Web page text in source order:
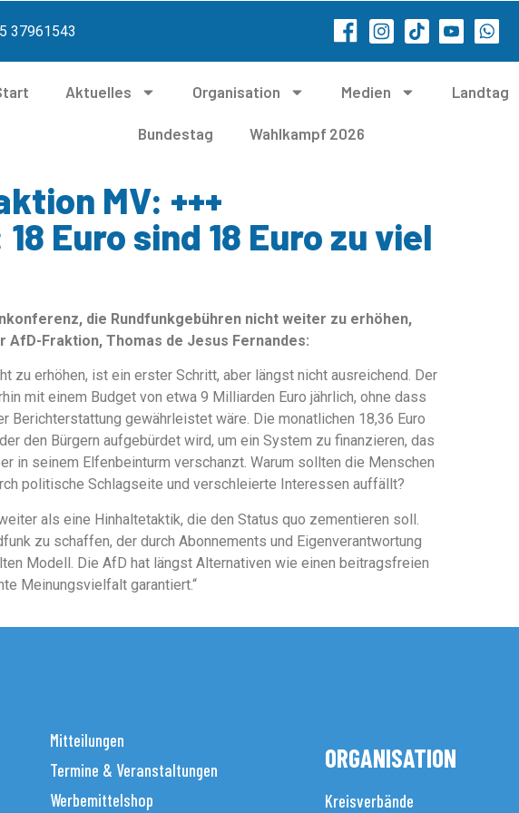
37961543
Aktuelles Organisation Medien Landtag
Bundestag Wahlkampf 2026
MV: +++
Euro sind 18 Euro zu viel
die Rundfunkgebühren nicht weiter zu erhöhen,
Fraktion, Thomas de Jesus Fernandes:
zu erhöhen, ist ein erster Schritt, aber längst nicht ausreichend. Der
mit einem Budget von etwa 9 Milliarden Euro jährlich, ohne dass
Berichterstattung gewährleistet wäre. Die monatlichen 18,36 Euro
den Bürgern aufgebürdet wird, um ein System zu finanzieren, das
in seinem Elfenbeinturm verschanzt. Warum sollten die Menschen
politische Schlagseite und verschleierte Interessen auffällt?
als eine Hinhaltetaktik, die den Status quo zementieren soll.
zu schaffen, der durch Abonnements und Eigenverantwortung
Modell. Die AfD hat längst Alternativen wie einen beitragsfreien
Meinungsvielfalt garantiert.“
Mitteilungen
Termine & Veranstaltungen
Werbemittelshop
ORGANISATION
Kreisverbände